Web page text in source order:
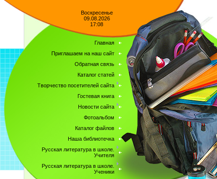
Воскресенье
09.08.2026
17:08
Главная
Приглашаем на наш сайт
Обратная связь
Каталог статей
Творчество посетителей сайта
Гостевая книга
Новости сайта
Фотоальбом
Каталог файлов
Наша библиотечка
Русская литература в школе.
Учителя
Русская литература в школе.
Ученики